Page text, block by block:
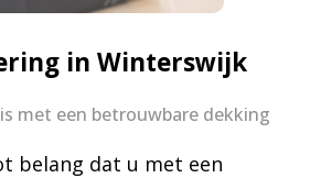
in Winterswijk
met een betrouwbare dekking
belang dat u met een